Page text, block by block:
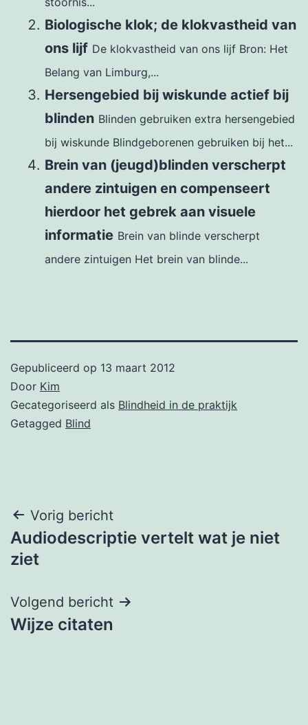
Biologische klok; de klokvastheid van
ons lijf De klokvastheid van ons lijf Bron: Het
Belang van Limburg,...
Hersengebied bij wiskunde actief bij
blinden Blinden gebruiken extra hersengebied
bij wiskunde Blindgeborenen gebruiken bij het...
Brein van (jeugd)blinden verscherpt
andere zintuigen en compenseert
hierdoor het gebrek aan visuele
informatie Brein van blinde verscherpt
andere zintuigen Het brein van blinde...
Gepubliceerd op 13 maart 2012
Door Kim
Gecategoriseerd als Blindheid in de praktijk
Getagged Blind
Bericht
navigatie
Vorig bericht
Audiodescriptie vertelt wat je niet
ziet
Volgend bericht
Wijze citaten